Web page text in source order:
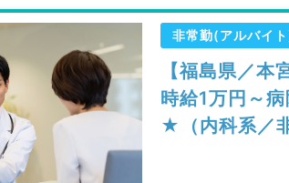
非常勤(アルバイ
【福島県／
時給1万円～
★（内科系／